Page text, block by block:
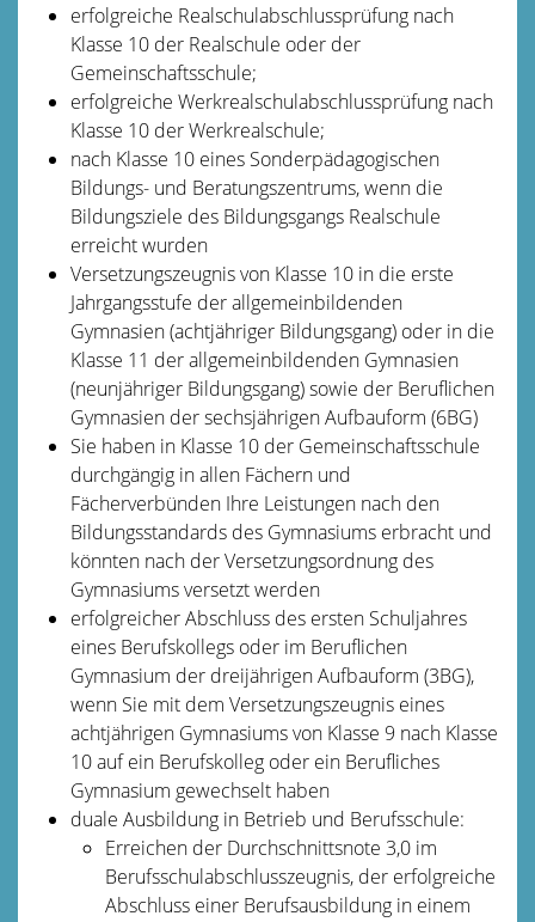
erfolgreiche Realschulabschlussprüfung nach
Klasse 10 der Realschule oder der
Gemeinschaftsschule;
erfolgreiche Werkrealschulabschlussprüfung nach
Klasse 10 der Werkrealschule;
nach Klasse 10 eines Sonderpädagogischen
Bildungs- und Beratungszentrums, wenn die
Bildungsziele des Bildungsgangs Realschule
erreicht wurden
Versetzungszeugnis von Klasse 10 in die erste
Jahrgangsstufe der allgemeinbildenden
Gymnasien (achtjähriger Bildungsgang) oder in die
Klasse 11 der allgemeinbildenden Gymnasien
(neunjähriger Bildungsgang) sowie der Beruflichen
Gymnasien der sechsjährigen Aufbauform (6BG)
Sie haben in Klasse 10 der Gemeinschaftsschule
durchgängig in allen Fächern und
Fächerverbünden Ihre Leistungen nach den
Bildungsstandards des Gymnasiums erbracht und
könnten nach der Versetzungsordnung des
Gymnasiums versetzt werden
erfolgreicher Abschluss des ersten Schuljahres
eines Berufskollegs oder im Beruflichen
Gymnasium der dreijährigen Aufbauform (3BG),
wenn Sie mit dem Versetzungszeugnis eines
achtjährigen Gymnasiums von Klasse 9 nach Klasse
10 auf ein Berufskolleg oder ein Berufliches
Gymnasium gewechselt haben
duale Ausbildung in Betrieb und Berufsschule:
Erreichen der Durchschnittsnote 3,0 im
Berufsschulabschlusszeugnis, der erfolgreiche
Abschluss einer Berufsausbildung in einem